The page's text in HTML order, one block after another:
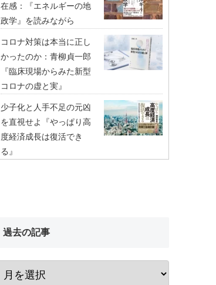
在感：『エネルギーの地
政学』を読みながら
コロナ対策は本当に正し
かったのか：青柳貞一郎
『臨床現場からみた新型
コロナの虚と実』
少子化と人手不足の元凶
を直視せよ『やっぱり高
度経済成長は復活でき
る』
過去の記事